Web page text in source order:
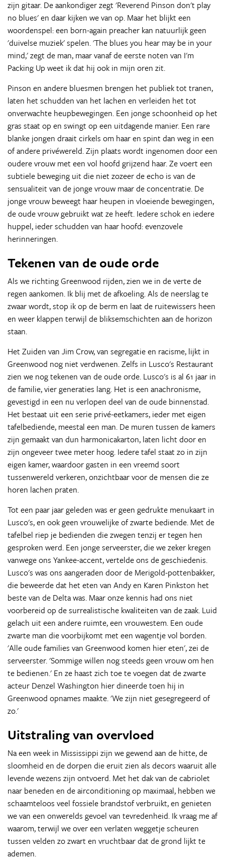
zijn gitaar. De aankondiger zegt 'Reverend Pinson don't play
no blues' en daar kijken we van op. Maar het blijkt een
woordenspel: een born-again preacher kan natuurlijk geen
'duivelse muziek' spelen. 'The blues you hear may be in your
mind,' zegt de man, maar vanaf de eerste noten van I'm
Packing Up weet ik dat hij ook in mijn oren zit.
Pinson en andere bluesmen brengen het publiek tot tranen,
laten het schudden van het lachen en verleiden het tot
onverwachte heupbewegingen. Een jonge schoonheid op het
gras staat op en swingt op een uitdagende manier. Een rare
blanke jongen draait cirkels om haar en spint dan weg in een
of andere privéwereld. Zijn plaats wordt ingenomen door een
oudere vrouw met een vol hoofd grijzend haar. Ze voert een
subtiele beweging uit die niet zozeer de echo is van de
sensualiteit van de jonge vrouw maar de concentratie. De
jonge vrouw beweegt haar heupen in vloeiende bewegingen,
de oude vrouw gebruikt wat ze heeft. Iedere schok en iedere
huppel, ieder schudden van haar hoofd: evenzovele
herinneringen.
Tekenen van de oude orde
Als we richting Greenwood rijden, zien we in de verte de
regen aankomen. Ik blij met de afkoeling. Als de neerslag te
zwaar wordt, stop ik op de berm en laat de ruitewissers heen
en weer klappen terwijl de bliksemschichten aan de horizon
staan.
Het Zuiden van Jim Crow, van segregatie en racisme, lijkt in
Greenwood nog niet verdwenen. Zelfs in Lusco's Restaurant
zien we nog tekenen van de oude orde. Lusco's is al 61 jaar in
de familie, vier generaties lang. Het is een anachronisme,
gevestigd in een nu verlopen deel van de oude binnenstad.
Het bestaat uit een serie privé-eetkamers, ieder met eigen
tafelbediende, meestal een man. De muren tussen de kamers
zijn gemaakt van dun harmonicakarton, laten licht door en
zijn ongeveer twee meter hoog. Iedere tafel staat zo in zijn
eigen kamer, waardoor gasten in een vreemd soort
tussenwereld verkeren, onzichtbaar voor de mensen die ze
horen lachen praten.
Tot een paar jaar geleden was er geen gedrukte menukaart in
Lusco's, en ook geen vrouwelijke of zwarte bediende. Met de
tafelbel riep je bedienden die zwegen tenzij er tegen hen
gesproken werd. Een jonge serveerster, die we zeker kregen
vanwege ons Yankee-accent, vertelde ons de geschiedenis.
Lusco's was ons aangeraden door de Merigold-pottenbakker,
die beweerde dat het eten van Andy en Karen Pinkston het
beste van de Delta was. Maar onze kennis had ons niet
voorbereid op de surrealistische kwaliteiten van de zaak. Luid
gelach uit een andere ruimte, een vrouwestem. Een oude
zwarte man die voorbijkomt met een wagentje vol borden.
'Alle oude families van Greenwood komen hier eten', zei de
serveerster. 'Sommige willen nog steeds geen vrouw om hen
te bedienen.' En ze haast zich toe te voegen dat de zwarte
acteur Denzel Washington hier dineerde toen hij in
Greenwood opnames maakte. 'We zijn niet gesegregeerd of
zo.'
Uitstraling van overvloed
Na een week in Mississippi zijn we gewend aan de hitte, de
sloomheid en de dorpen die eruit zien als decors waaruit alle
levende wezens zijn ontvoerd. Met het dak van de cabriolet
naar beneden en de airconditioning op maximaal, hebben we
schaamteloos veel fossiele brandstof verbruikt, en genieten
we van een onwerelds gevoel van tevredenheid. Ik vraag me af
waarom, terwijl we over een verlaten weggetje scheuren
tussen velden zo zwart en vruchtbaar dat de grond lijkt te
ademen.